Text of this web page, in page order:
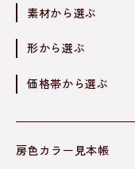
素材から選ぶ
形から選ぶ
価格帯から選ぶ
房色カラー見本帳